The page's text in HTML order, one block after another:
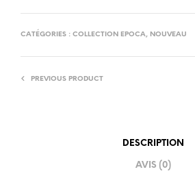
CATÉGORIES : COLLECTION EPOCA, NOUVEAU
PREVIOUS PRODUCT
DESCRIPTION
AVIS (0)